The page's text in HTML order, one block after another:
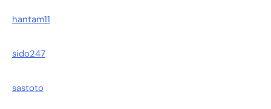
hantam11
sido247
sastoto